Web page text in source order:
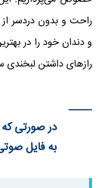
راحت و بدون دردسر
و دندان خود را در
رازهای داشتن لبخندی
در صورتی که
به فایل